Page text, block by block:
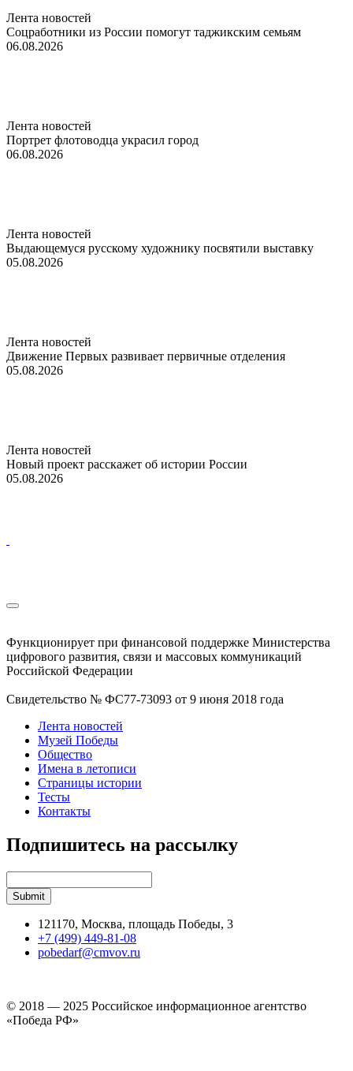
Лента новостей
Соцработники из России помогут таджикским семьям
06.08.2026
Лента новостей
Портрет флотоводца украсил город
06.08.2026
Лента новостей
Выдающемуся русскому художнику посвятили выставку
05.08.2026
Лента новостей
Движение Первых развивает первичные отделения
05.08.2026
Лента новостей
Новый проект расскажет об истории России
05.08.2026
Функционирует при финансовой поддержке Министерства
цифрового развития, связи и массовых коммуникаций
Российской Федерации
Свидетельство № ФС77-73093 от 9 июня 2018 года
Лента новостей
Музей Победы
Общество
Имена в летописи
Страницы истории
Тесты
Контакты
Подпишитесь на рассылку
121170, Москва, площадь Победы, 3
+7 (499) 449-81-08
pobedarf@cmvov.ru
© 2018 — 2025 Российское информационное агентство
«Победа РФ»